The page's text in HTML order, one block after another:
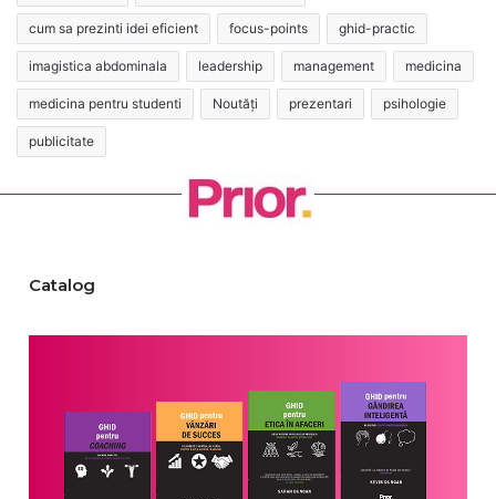
cum sa prezinti idei eficient focus-points ghid-practic
imagistica abdominala leadership management medicina
medicina pentru studenti Noutăți prezentari psihologie
publicitate
Catalog